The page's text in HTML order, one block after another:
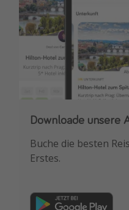
Downloade unsere
Buche die besten
Erstes.